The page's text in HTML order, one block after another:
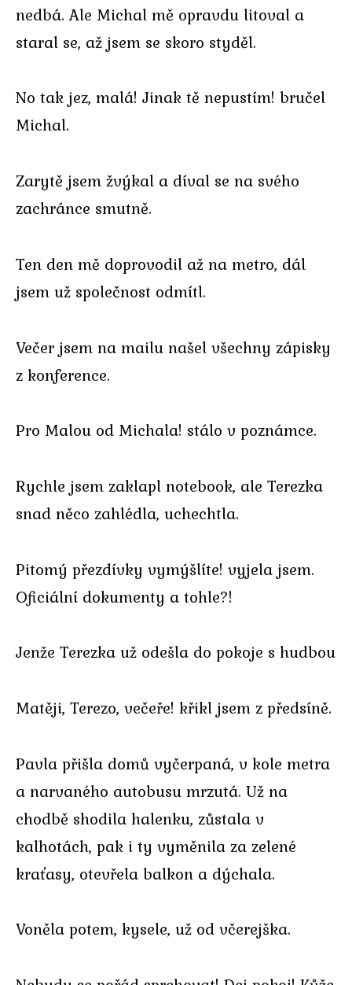
nedbá. Ale Michal mě opravdu litoval a
staral se, až jsem se skoro styděl.
No tak jez, malá! Jinak tě nepustím! bručel
Michal.
Zarytě jsem žvýkal a díval se na svého
zachránce smutně.
Ten den mě doprovodil až na metro, dál
jsem už společnost odmítl.
Večer jsem na mailu našel všechny zápisky
z konference.
Pro Malou od Michala! stálo v poznámce.
Rychle jsem zaklapl notebook, ale Terezka
snad něco zahlédla, uchechtla.
Pitomý přezdívky vymýšlíte! vyjela jsem.
Oficiální dokumenty a tohle?!
Jenže Terezka už odešla do pokoje s hudbou
Matěji, Terezo, večeře! křikl jsem z předsíně.
Pavla přišla domů vyčerpaná, v kole metra
a narvaného autobusu mrzutá. Už na
chodbě shodila halenku, zůstala v
kalhotách, pak i ty vyměnila za zelené
kraťasy, otevřela balkon a dýchala.
Voněla potem, kysele, už od včerejška.